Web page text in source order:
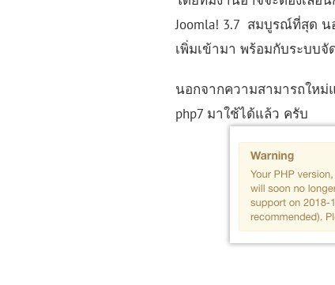
Joomla! 3.7 สมบูรณ์ที่สุด
เพิ่มเข้ามา พร้อมกับระบบ
นอกจากความสามารถใหม่
php7 มาใช้ได้แล้ว ครับ